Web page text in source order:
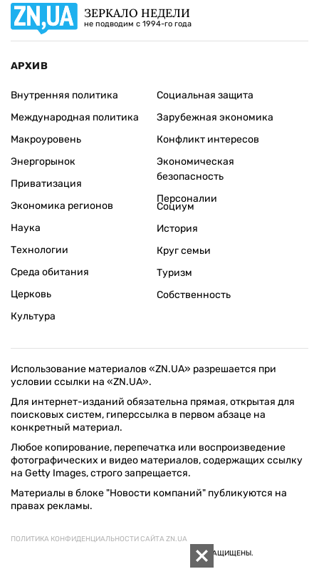
ЗЕРКАЛО НЕДЕЛИ
не подводим с 1994-го года
АРХИВ
Внутренняя политика
Международная политика
Макроуровень
Энергорынок
Приватизация
Экономика регионов
Социальная защита
Зарубежная экономика
Конфликт интересов
Экономическая
безопасность
Персоналии
Наука
Технологии
Среда обитания
Церковь
Культура
Социум
История
Круг семьи
Туризм
Собственность
Использование материалов «ZN.UA» разрешается при
условии ссылки на «ZN.UA».
Для интернет-изданий обязательна прямая, открытая для
поисковых систем, гиперссылка в первом абзаце на
конкретный материал.
Любое копирование, перепечатка или воспроизведение
фотографических и видео материалов, содержащих ссылку
на Getty Images, строго запрещается.
Материалы в блоке "Новости компаний" публикуются на
правах рекламы.
ПОЛИТИКА КОНФИДЕНЦИАЛЬНОСТИ САЙТА ZN.UA
© 1994–2026 «ЗЕРКАЛО НЕДЕЛИ. УКРАИНА». ВСЕ ПРАВА ЗАЩИЩЕНЫ.